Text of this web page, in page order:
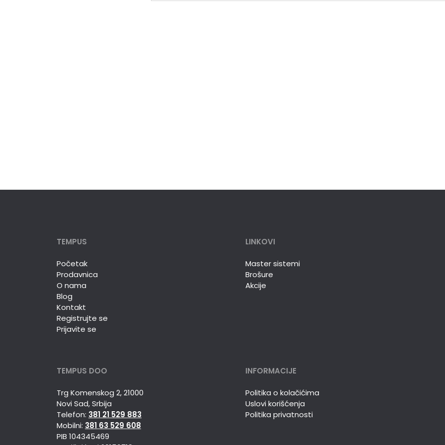
TEMPUS
Početak
Prodavnica
O nama
Blog
Kontakt
Registrujte se
Prijavite se
LINKOVI
Master sistemi
Brošure
Akcije
TEMPUS DOO
Trg Komenskog 2, 21000
Novi Sad, Srbija
Telefon: 381 21 529 883
Mobilni: 381 63 529 608
PIB 104345469
INFORMACIJE
Politika o kolačićima
Uslovi korišćenja
Politika privatnosti